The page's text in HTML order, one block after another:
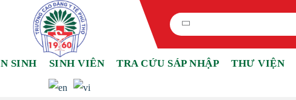
SINH SINH VIÊN TRA CỨU SÁP NHẬP THƯ VIỆN